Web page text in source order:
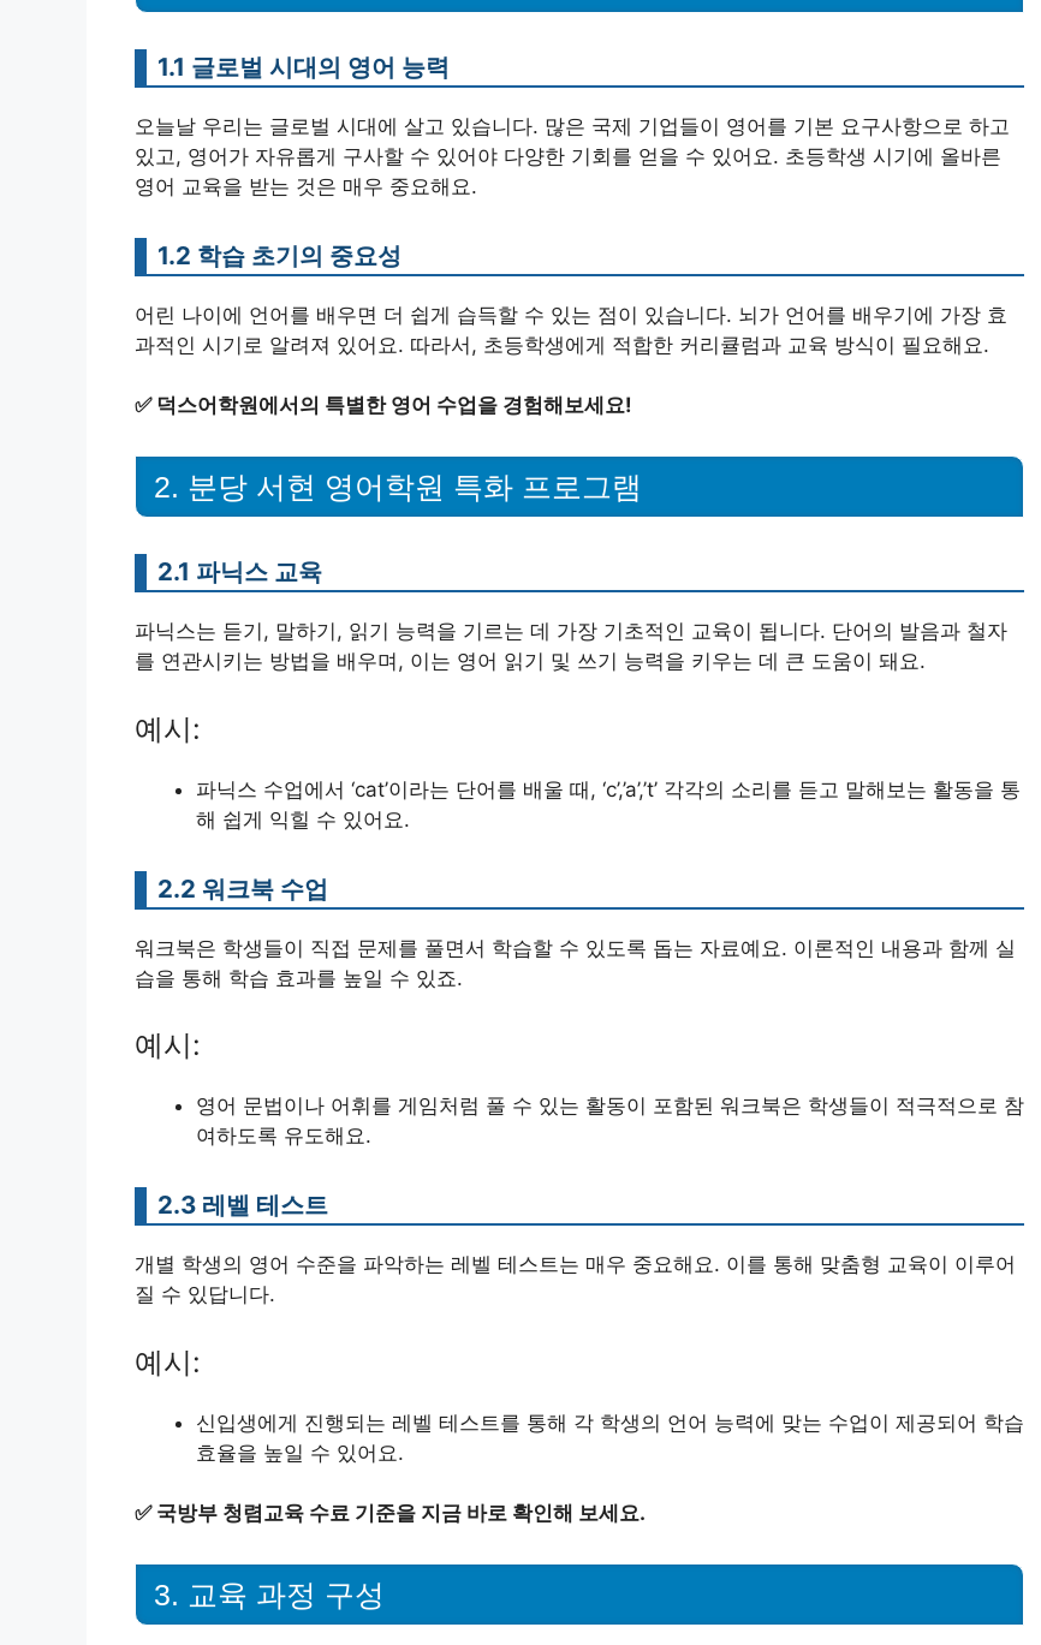
1.1 글로벌 시대의 영어 능력
오늘날 우리는 글로벌 시대에 살고 있습니다. 많은 국제 기업들이 영어를 기본 요구사항으로 하고
있고, 영어가 자유롭게 구사할 수 있어야 다양한 기회를 얻을 수 있어요. 초등학생 시기에 올바른
영어 교육을 받는 것은 매우 중요해요.
1.2 학습 초기의 중요성
어린 나이에 언어를 배우면 더 쉽게 습득할 수 있는 점이 있습니다. 뇌가 언어를 배우기에 가장 효
과적인 시기로 알려져 있어요. 따라서, 초등학생에게 적합한 커리큘럼과 교육 방식이 필요해요.
✅ 덕스어학원에서의 특별한 영어 수업을 경험해보세요!
2. 분당 서현 영어학원 특화 프로그램
2.1 파닉스 교육
파닉스는 듣기, 말하기, 읽기 능력을 기르는 데 가장 기초적인 교육이 됩니다. 단어의 발음과 철자
를 연관시키는 방법을 배우며, 이는 영어 읽기 및 쓰기 능력을 키우는 데 큰 도움이 돼요.
예시:
파닉스 수업에서 ‘cat’이라는 단어를 배울 때, ‘c’,’a’,’t’ 각각의 소리를 듣고 말해보는 활동을 통
해 쉽게 익힐 수 있어요.
2.2 워크북 수업
워크북은 학생들이 직접 문제를 풀면서 학습할 수 있도록 돕는 자료예요. 이론적인 내용과 함께 실
습을 통해 학습 효과를 높일 수 있죠.
예시:
영어 문법이나 어휘를 게임처럼 풀 수 있는 활동이 포함된 워크북은 학생들이 적극적으로 참
여하도록 유도해요.
2.3 레벨 테스트
개별 학생의 영어 수준을 파악하는 레벨 테스트는 매우 중요해요. 이를 통해 맞춤형 교육이 이루어
질 수 있답니다.
예시:
신입생에게 진행되는 레벨 테스트를 통해 각 학생의 언어 능력에 맞는 수업이 제공되어 학습
효율을 높일 수 있어요.
✅ 국방부 청렴교육 수료 기준을 지금 바로 확인해 보세요.
3. 교육 과정 구성